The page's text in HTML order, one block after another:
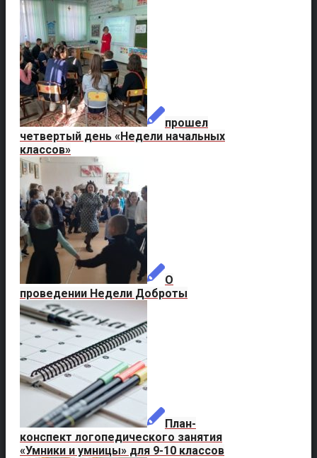
прошел
четвертый день «Недели начальных
классов»
О
проведении Недели Доброты
План-
конспект логопедического занятия
«Умники и умницы» для 9-10 классов